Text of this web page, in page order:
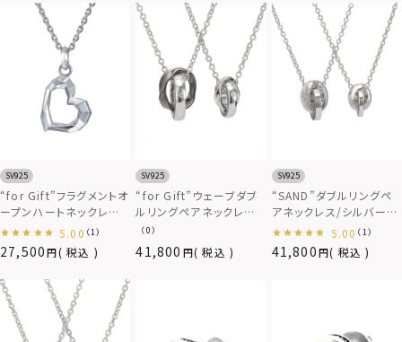
SV925
“for Gift”フラグメントオ
ープンハートネックレス/
シルバー925
27,500 税込
5.00 （1）
SV925
“for Gift”ウェーブダブ
ルリングペアネックレス/
シルバー925
41,800 税込
（0）
SV925
“SAND”ダブルリングペ
アネックレス/シルバー
925
41,800 税込
5.00 （1）